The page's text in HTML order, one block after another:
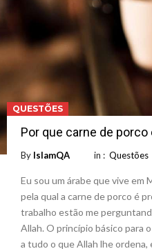
QUESTÕES
Por que carne de porco
By IslamQA in : Questões
Eu sou um árabe que vive em
pela qual a carne de porco é
trabalho estão me
Allah. O princípio básico para
a tudo o que Allah lhe